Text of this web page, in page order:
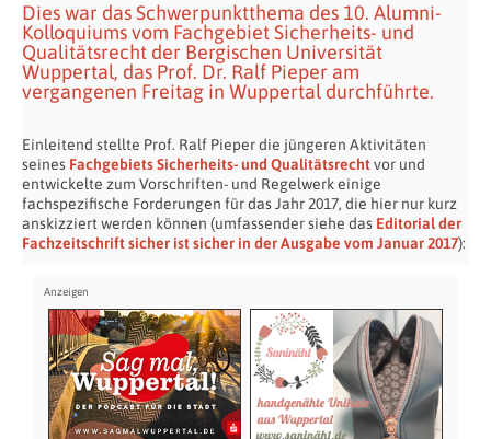
Dies war das Schwerpunktthema des 10. Alumni-
Kolloquiums vom Fachgebiet Sicherheits- und
Qualitätsrecht der Bergischen Universität
Wuppertal, das Prof. Dr. Ralf Pieper am
vergangenen Freitag in Wuppertal durchführte.
Einleitend stellte Prof. Ralf Pieper die jüngeren Aktivitäten
seines Fachgebiets Sicherheits- und Qualitätsrechtvor und
entwickelte zum Vorschriften- und Regelwerk einige
fachspezifische Forderungen für das Jahr 2017, die hier nur kurz
anskizziert werden können (umfassender siehe das Editorial der
Fachzeitschrift sicher ist sicher in der Ausgabe vom Januar 2017):